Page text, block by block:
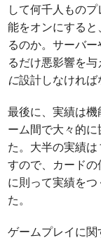
して何千人もの
能をオンにする
るのか。サーバ
るだけ悪影響を
に設計しなければ
最後に、実績は
ーム間で大々的
た。大半の実績は
すので、カードの
に則って実績を
た。
ゲームプレイに